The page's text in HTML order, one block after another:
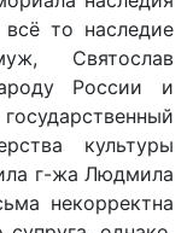
то наследие
Святослав
России и
культуры
г-жа Людмила
некорректна